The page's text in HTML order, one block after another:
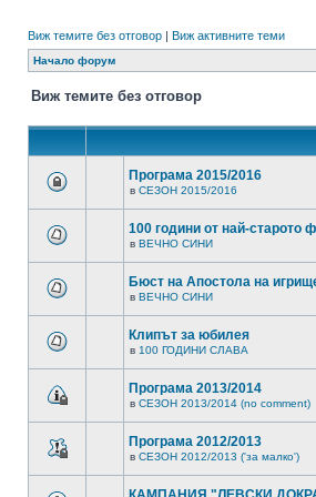
Виж темите без отговор | Виж активните теми
Начало форум
Виж темите без отговор
Програма 2015/2016
в СЕЗОН 2015/2016
100 години от най-старото
в ВЕЧНО СИНИ
Бюст на Апостола на
в ВЕЧНО СИНИ
Клипът за юбилея
в 100 ГОДИНИ СЛАВА
Програма 2013/2014
в СЕЗОН 2013/2014 (no comment)
Програма 2012/2013
в СЕЗОН 2012/2013 ('за малко')